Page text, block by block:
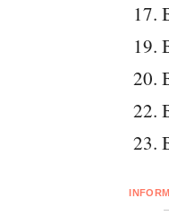
17.
19.
20.
22.
23.